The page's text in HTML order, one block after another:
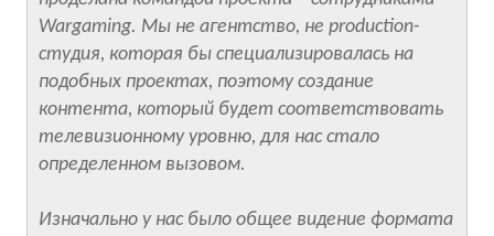
Wargaming. Мы не агентство, не production-
студия, которая бы специализировалась на
подобных проектах, поэтому создание
контента, который будет соответствовать
телевизионному уровню, для нас стало
определенном вызовом.
Изначально у нас было общее видение формата